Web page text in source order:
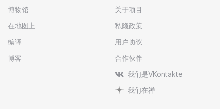
博物馆
在地图上
编译
博客
关于项目
私隐政策
用户协议
合作伙伴
我们是VKontakte
我们在禅